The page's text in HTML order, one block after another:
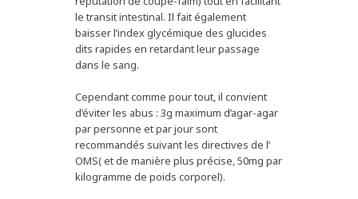
le transit intestinal. Il fait également
baisser l’index glycémique des glucides
dits rapides en retardant leur passage
dans le sang.
Cependant comme pour tout, il convient
d’éviter les abus : 3g maximum d’agar-agar
par personne et par jour sont
recommandés suivant les directives de l’
OMS( et de manière plus précise, 50mg par
kilogramme de poids corporel).